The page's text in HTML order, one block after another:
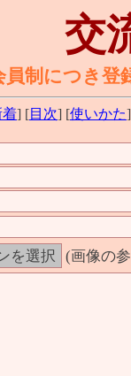
交
員制につき登
着] [目次] [使いかた
(画像の